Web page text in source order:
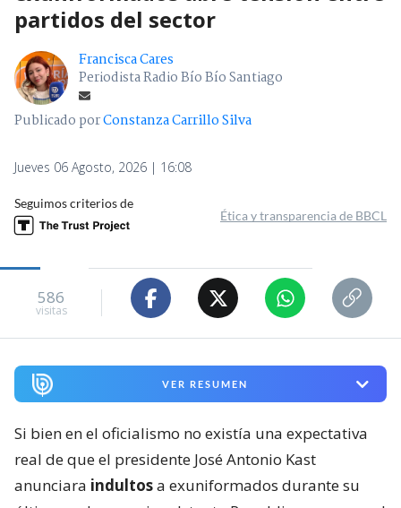
partidos del sector
Francisca Cares
Periodista Radio Bío Bío Santiago
Publicado porConstanza Carrillo Silva
Jueves 06 Agosto, 2026 | 16:08
Seguimos criterios de
Ética y transparencia de BBCL
586
visitas
VER RESUMEN
Si bien en el oficialismo no existía una expectativa
real de que el presidente José Antonio Kast
anunciara indultosa exuniformados durante su